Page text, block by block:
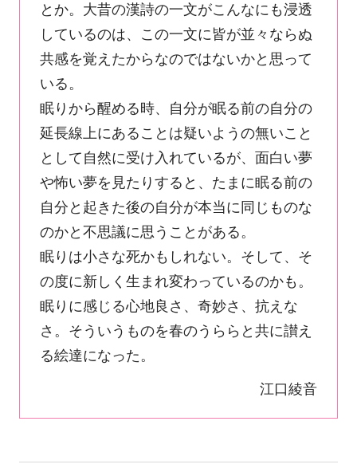
とか。大昔の漢詩の一文がこんなにも浸透
しているのは、この一文に皆が並々ならぬ
共感を覚えたからなのではないかと思って
いる。
眠りから醒める時、自分が眠る前の自分の
延長線上にあることは疑いようの無いこと
として自然に受け入れているが、面白い夢
や怖い夢を見たりすると、たまに眠る前の
自分と起きた後の自分が本当に同じものな
のかと不思議に思うことがある。
眠りは小さな死かもしれない。そして、そ
の度に新しく生まれ変わっているのかも。
眠りに感じる心地良さ、奇妙さ、抗えな
さ。そういうものを春のうららと共に讃え
る絵達になった。
江口綾音